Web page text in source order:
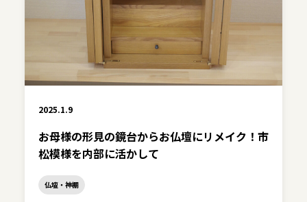
2025.1.9
お母様の形見の鏡台からお仏壇にリメイク！市
松模様を内部に活かして
仏壇・神棚